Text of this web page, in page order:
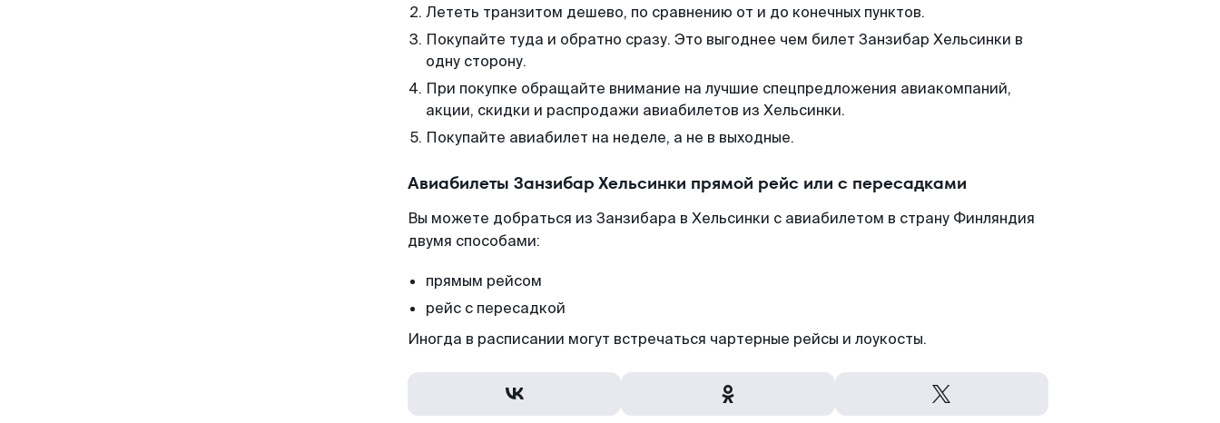
Лететь транзитом дешево, по сравнению от и до конечных пунктов.
Покупайте туда и обратно сразу. Это выгоднее чем билет Занзибар Хельсинки в
одну сторону.
При покупке обращайте внимание на лучшие спецпредложения авиакомпаний,
акции, скидки и распродажи авиабилетов из Хельсинки.
Покупайте авиабилет на неделе, а не в выходные.
Авиабилеты Занзибар Хельсинки прямой рейс или с пересадками
Вы можете добраться из Занзибара в Хельсинки с авиабилетом в страну Финляндия
двумя способами:
прямым рейсом
рейс с пересадкой
Иногда в расписании могут встречаться чартерные рейсы и лоукосты.